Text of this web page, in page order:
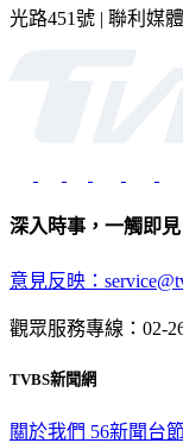
光路451號 | 聯利媒
深入時事，一觸即見
意見反映：
觀眾服務專線：02-
TVBS新聞網
關於我們 56新聞台